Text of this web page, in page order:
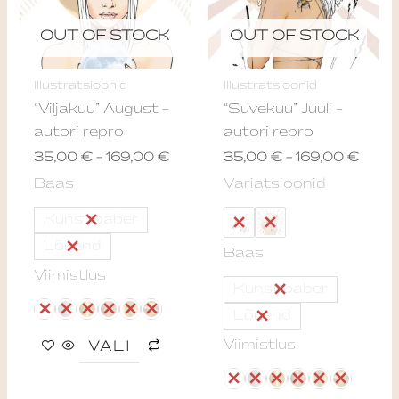
OUT OF STOCK
Illustratsioonid
“Viljakuu” August –
autori repro
35,00€ – 169,00€
Baas
Kunstipaber
Lõuend
Viimistlus
VALI
options
may
the
OUT OF STOCK
Illustratsioonid
“Suvekuu” Juuli –
autori repro
35,00 € – 169,00 €
Variatsioonid
Baas
Kunstipaber
Lõuend
Viimistlus
the